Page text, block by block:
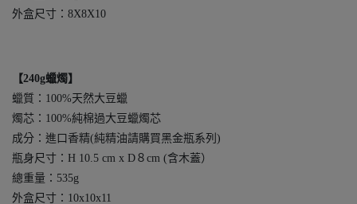
外盒尺寸：8X8X10
【240g蠟燭】
蠟質：100%天然大豆蠟
燭芯：100%純棉過大豆蠟燭芯
成分：進口香精(純精油請購買黑金瓶系列)
瓶身尺寸：H 10.5 cm x D８cm (含木蓋）
總重量：535g
外盒尺寸：10x10x11